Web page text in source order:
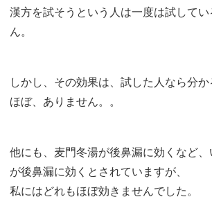
漢方を試そうという人は一度は試して
ん。
しかし、その効果は、試した人なら分か
ほぼ、ありません。。
他にも、麦門冬湯が後鼻漏に効くなど
が後鼻漏に効くとされていますが、
私にはどれもほぼ効きませんでした。